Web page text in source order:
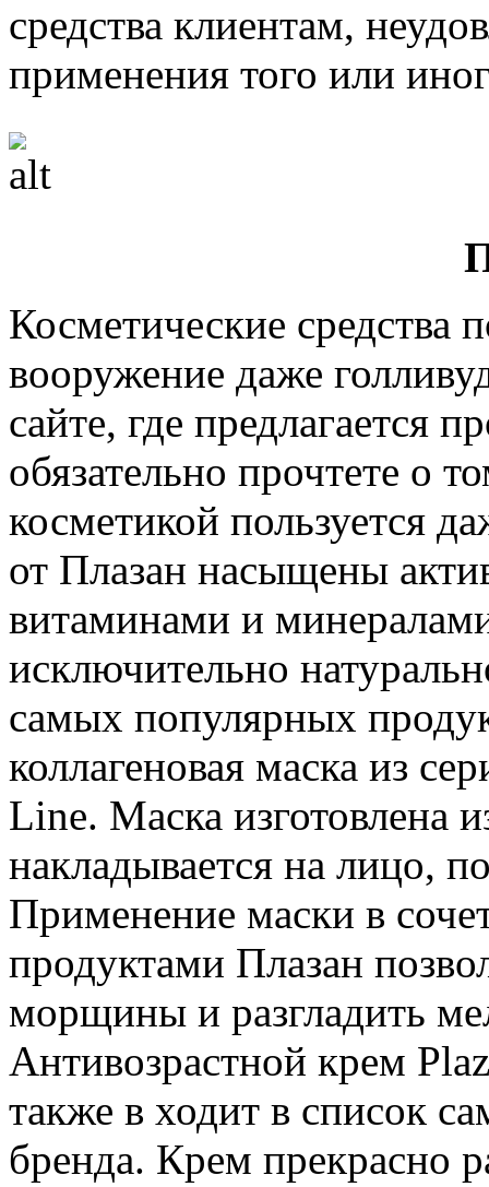
средства клиентам,
применения того или
Косметические средства
вооружение даже
сайте, где предлагается
обязательно прочтете о
косметикой пользуется
от Плазан насыщены
витаминами и
исключительно
самых популярных
коллагеновая маска из
Line. Маска изготовлена
накладывается на лицо,
Применение маски в
продуктами Плазан
морщины и разгладить
Антивозрастной крем
также в ходит в список
бренда. Крем прекрасно